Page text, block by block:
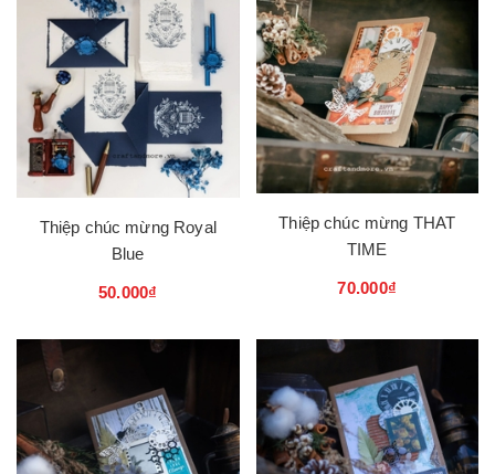
Thiệp chúc mừng Royal
Blue
50.000₫
Thiệp chúc mừng THAT
TIME
70.000₫